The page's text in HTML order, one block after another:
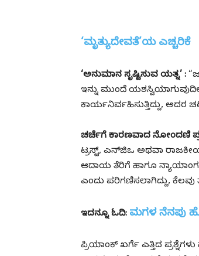
‘ಮೃತ್ಯುದೇವತೆ’ಯ ಎಚ್ಚರಿಕೆ
‘ಅನುಮಾನ ಸೃಷ್ಟಿಸುವ ಯತ್ನ’ :
ಇನ್ನು ಮುಂದೆ
ಕಾರ್ಯನಿರ್ವಹಿಸುತ್ತಿದ್ದು, ಅದರ
ಚರ್ಚೆಗೆ ಕಾರಣವಾದ ನೋಂದಣಿ
ಟ್ರಸ್ಟ್‌, ಎನ್‌ಜಿಒ ಅಥವಾ
ಆದಾಯ ತೆರಿಗೆ ಹಾಗೂ ನ್ಯಾಯಾಂಗ
ಎಂದು ಪರಿಗಣಿಸಲಾಗಿದ್ದು,
ಇದನ್ನೂ ಓದಿ: ಮಗಳ ನೆನಪು
ಪ್ರಿಯಾಂಕ್ ಖರ್ಗೆ ಎತ್ತಿದ